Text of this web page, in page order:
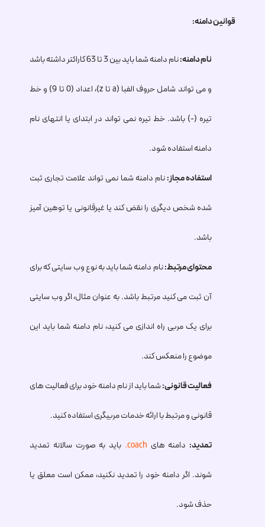
قوانین دامنه:
نام دامنه: نام دامنه شما باید بین 3 تا 63 کاراکتر داشته باشد
و می تواند شامل حروف الفبا (a تا z)، اعداد (0 تا 9) و خط
تیره (-) باشد. خط تیره نمی تواند در ابتدای یا انتهای نام
دامنه استفاده شود.
استفاده مجاز:نام دامنه شما نمی تواند علامت تجاری ثبت
شده شخص دیگری را نقض کند یا غیرقانونی یا توهین آمیز
باشد.
محتوای مرتبط:نام دامنه شما باید به نوع وب سایتی که برای
آن ثبت می کنید مرتبط باشد. به عنوان مثال، اگر وب سایتی
برای یک مربی راه اندازی می کنید، نام دامنه شما باید این
موضوع را منعکس کند.
فعالیت قانونی:شما باید از نام دامنه خود برای فعالیت های
قانونی و مرتبط با ارائه خدمات مربیگری استفاده کنید.
تمدید: دامنه های .coach باید به صورت سالانه تمدید
شوند. اگر دامنه خود را تمدید نکنید، ممکن است معلق یا
حذف شود.